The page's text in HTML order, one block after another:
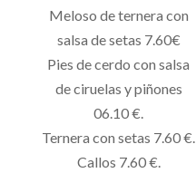
Meloso de ternera con
salsa de setas 7.60€
Pies de cerdo con salsa
de ciruelas y piñones
06.10 €.
Ternera con setas 7.60 €.
Callos 7.60 €.